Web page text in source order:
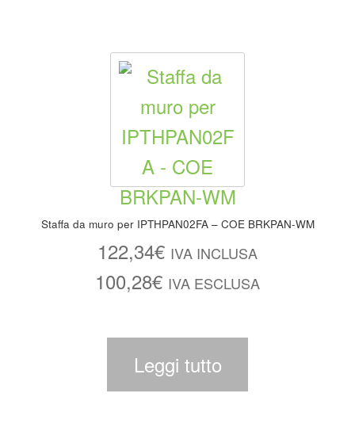
Staffa da muro per IPTHPAN02FA – COE BRKPAN-WM
122,34€ IVA INCLUSA
100,28€ IVA ESCLUSA
Leggi tutto